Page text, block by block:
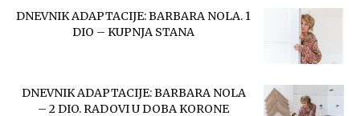
DNEVNIK ADAPTACIJE: BARBARA NOLA. 1
DIO – KUPNJA STANA
DNEVNIK ADAPTACIJE: BARBARA NOLA
– 2 DIO. RADOVI U DOBA KORONE